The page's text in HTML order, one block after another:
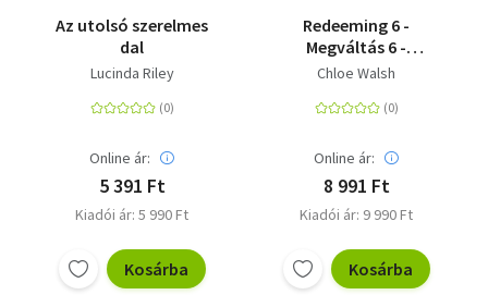
Az utolsó szerelmes
dal
Lucinda Riley
Online ár:
5 391 Ft
Kiadói ár: 5 990 Ft
Kosárba
Redeeming 6 -
Megváltás 6 -
(Különleges kiadás)
Chloe Walsh
Online ár:
8 991 Ft
Kiadói ár: 9 990 Ft
Kosárba